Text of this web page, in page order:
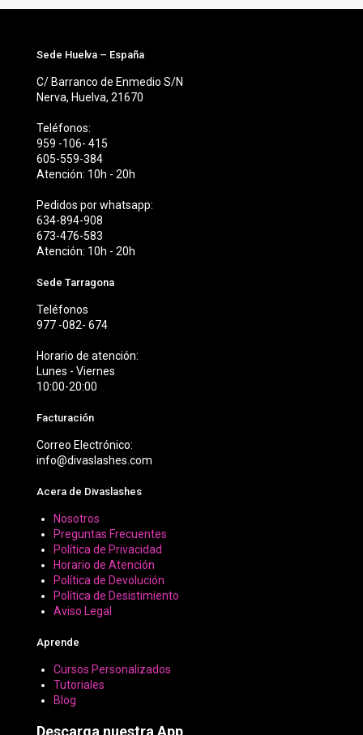
múltiples
opciones
pueden
elegir
página
de
producto
Sede Huelva – España
C/ Barranco de Enmedio S/N
Nerva, Huelva, 21670
Teléfonos:
959 -106- 415
605-559-384
Atención: 10h - 20h
Pedidos por whatsapp:
634-894-908
673-476-583
Atención: 10h - 20h
Sede Tarragona
Teléfonos
977 -082- 674
Horario de atención:
Lunes - Viernes
10:00-20:00
Facturación
Correo Electrónico:
info@divaslashes.com
Acera de Divaslashes
Nosotros
Preguntas Frecuentes
Política de Privacidad
Horario de Atención
Política de Devolución
Política de Desistimiento
Aviso Legal
Aprende
Cursos Personalizados
Tutoriales
Blog
Descarga nuestra App